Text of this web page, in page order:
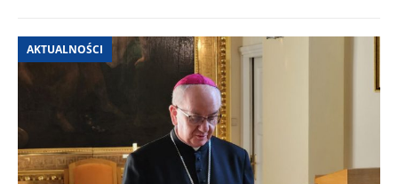
AKTUALNOŚCI